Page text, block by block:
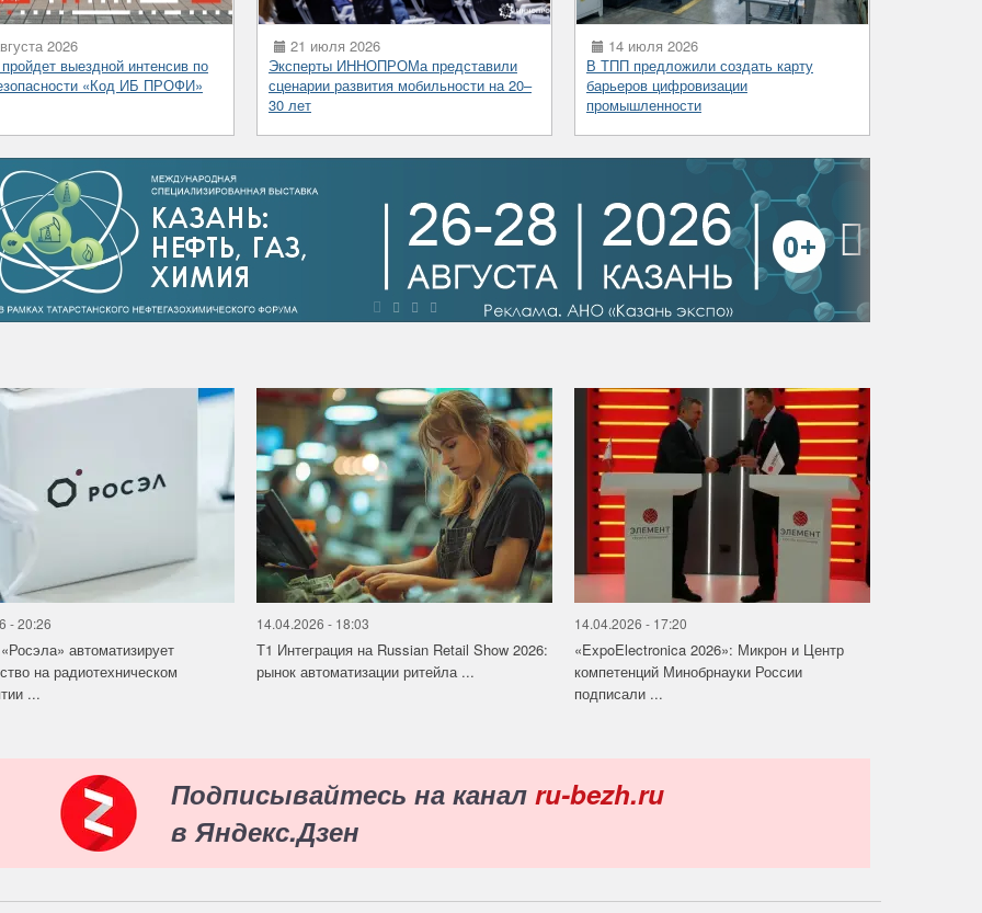
2026
выездной интенсив по
«Код ИБ ПРОФИ»
21 июля 2026
Эксперты ИННОПРОМа представили
сценарии развития мобильности на 20–
30 лет
14 июля 2026
В ТПП предложили создать карту
барьеров цифровизации
промышленности
›
- 20:26
автоматизирует
на радиотехническом
...
14.04.2026 - 18:03
Т1 Интеграция на Russian Retail Show 2026:
рынок автоматизации ритейла ...
14.04.2026 - 17:20
«ExpoElectronica 2026»: Микрон и Центр
компетенций Минобрнауки России
подписали ...
Подписывайтесь на канал ru-bezh.ru
в Яндекс.Дзен